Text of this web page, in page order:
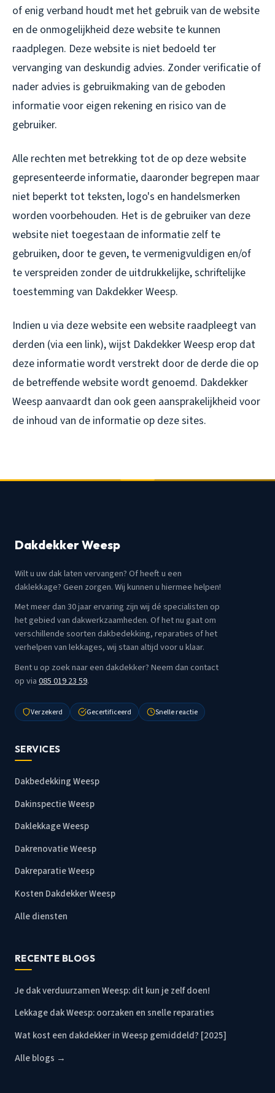
of enig verband houdt met het gebruik van de website
en de onmogelijkheid deze website te kunnen
raadplegen. Deze website is niet bedoeld ter
vervanging van deskundig advies. Zonder verificatie of
nader advies is gebruikmaking van de geboden
informatie voor eigen rekening en risico van de
gebruiker.
Alle rechten met betrekking tot de op deze website
gepresenteerde informatie, daaronder begrepen maar
niet beperkt tot teksten, logo's en handelsmerken
worden voorbehouden. Het is de gebruiker van deze
website niet toegestaan de informatie zelf te
gebruiken, door te geven, te vermenigvuldigen en/of
te verspreiden zonder de uitdrukkelijke, schriftelijke
toestemming van Dakdekker Weesp.
Indien u via deze website een website raadpleegt van
derden (via een link), wijst Dakdekker Weesp erop dat
deze informatie wordt verstrekt door de derde die op
de betreffende website wordt genoemd. Dakdekker
Weesp aanvaardt dan ook geen aansprakelijkheid voor
de inhoud van de informatie op deze sites.
Dakdekker Weesp
Wilt u uw dak laten vervangen? Of heeft u een
daklekkage? Geen zorgen. Wij kunnen u hiermee helpen!
Met meer dan 30 jaar ervaring zijn wij dé specialisten op
het gebied van dakwerkzaamheden. Of het nu gaat om
verschillende soorten dakbedekking, reparaties of het
verhelpen van lekkages, wij staan altijd voor u klaar.
Bent u op zoek naar een dakdekker? Neem dan contact
op via085 019 23 59.
Verzekerd Gecertificeerd Snelle reactie
SERVICES
Dakbedekking Weesp
Dakinspectie Weesp
Daklekkage Weesp
Dakrenovatie Weesp
Dakreparatie Weesp
Kosten Dakdekker Weesp
Alle diensten
RECENTE BLOGS
Je dak verduurzamen Weesp: dit kun je zelf doen!
Lekkage dak Weesp: oorzaken en snelle reparaties
Wat kost een dakdekker in Weesp gemiddeld? [2025]
Alle blogs →